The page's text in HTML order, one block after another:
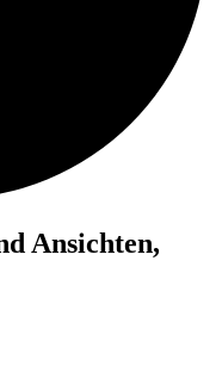
Ansichten,